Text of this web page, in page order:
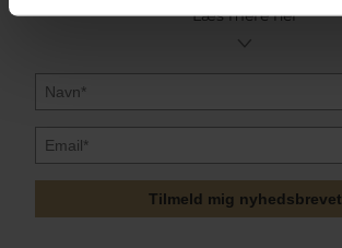
Læs mere her
Tilmeld mig nyhedsbrevet